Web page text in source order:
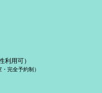
利用可）
完全予約制）